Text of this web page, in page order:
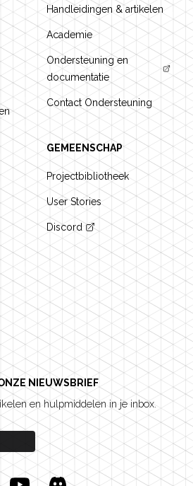
Handleidingen & artikelen
Academie
Ondersteuning en
documentatie
Contact Ondersteuning
GEMEENSCHAP
Projectbibliotheek
User Stories
Discord
NIEUWSBRIEF
en hulpmiddelen in je inbox.
YouTubeDiscord